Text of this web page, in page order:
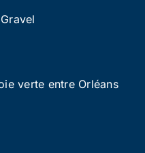
verte entre Orléans